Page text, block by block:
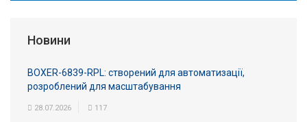
Новини
BOXER-6839-RPL: створений для автоматизації,
розроблений для масштабування
28.07.2026 117